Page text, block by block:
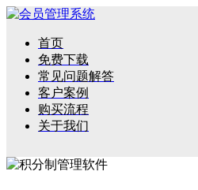
首页
免费下载
常见问题解答
客户案例
购买流程
关于我们